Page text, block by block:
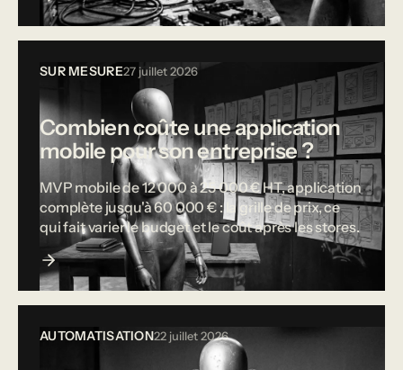
SUR MESURE27 juillet 2026
Combien coûte une application
mobile pour son entreprise ?
MVP mobile de 12 000 à 25 000 € HT, application
complète jusqu'à 60 000 € : la grille de prix, ce
qui fait varier le budget et le coût après les stores.
AUTOMATISATION22 juillet 2026